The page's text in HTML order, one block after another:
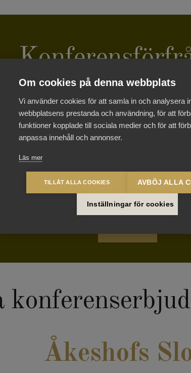
att kontakta oss genom våra formulär så godkänner
Åkeshofs
Om cookies på denna webbplats
Vi använder cookies för att samla in och analysera
webbplatsens prestanda och användning, för att
funktioner kopplade till sociala medier och för att
anpassa innehåll och annonser.
Läs mer
TILLÅT ALLA COOKIES AVBÖJ ALLA
Inställningar för cookies